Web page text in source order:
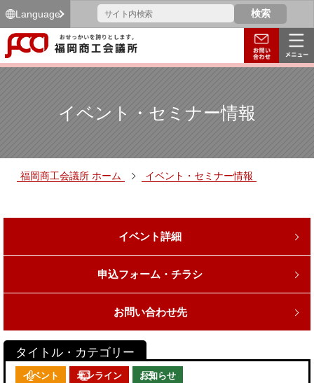
Language
イベント・セミナー情報
福岡商工会議所 ホーム イベント・セミナー情報
イベント詳細
申込フォーム・チラシ
お問い合わせ先
イベント オンライン お知らせ